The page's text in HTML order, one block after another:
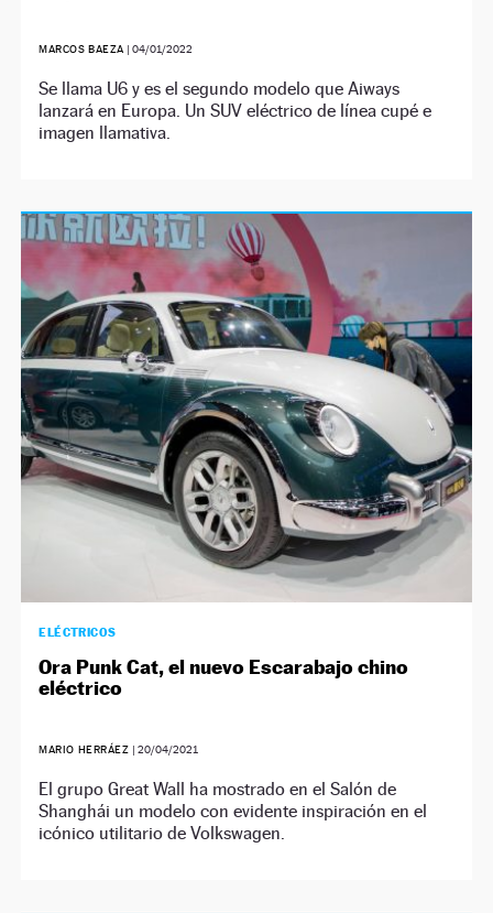
MARCOS BAEZA |04/01/2022
Se llama U6 y es el segundo modelo que Aiways
lanzará en Europa. Un SUV eléctrico de línea cupé e
imagen llamativa.
ELÉCTRICOS
Ora Punk Cat, el nuevo Escarabajo chino
eléctrico
MARIO HERRÁEZ | 20/04/2021
El grupo Great Wall ha mostrado en el Salón de
Shanghái un modelo con evidente inspiración en el
icónico utilitario de Volkswagen.